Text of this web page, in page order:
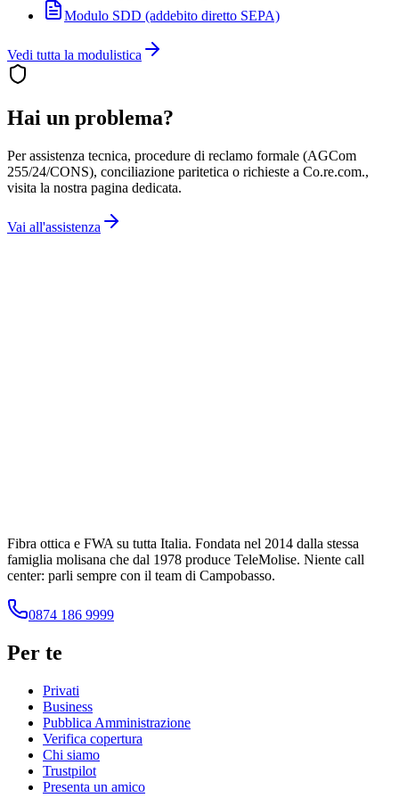
Modulo SDD (addebito diretto SEPA)
Vedi tutta la modulistica
Hai un problema?
Per assistenza tecnica, procedure di reclamo formale (AGCom
255/24/CONS), conciliazione paritetica o richieste a Co.re.com.,
visita la nostra pagina dedicata.
Vai all'assistenza
Fibra ottica e FWA su tutta Italia. Fondata nel 2014 dalla stessa
famiglia molisana che dal 1978 produce TeleMolise. Niente call
center: parli sempre con il team di Campobasso.
0874 186 9999
Per te
Privati
Business
Pubblica Amministrazione
Verifica copertura
Chi siamo
Trustpilot
Presenta un amico